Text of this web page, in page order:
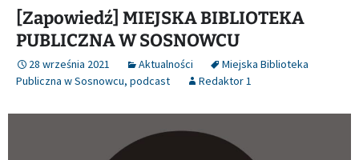
[Zapowiedź] MIEJSKA BIBLIOTEKA
PUBLICZNA W SOSNOWCU
28 września 2021 Aktualności
Miejska Biblioteka
Publiczna w Sosnowcu, podcast Redaktor 1